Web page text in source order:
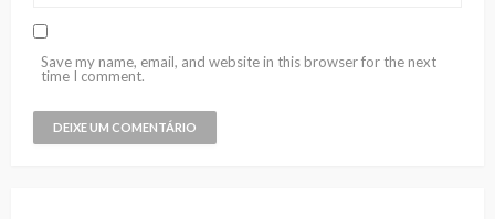
Save my name, email, and website in this browser for the next
time I comment.